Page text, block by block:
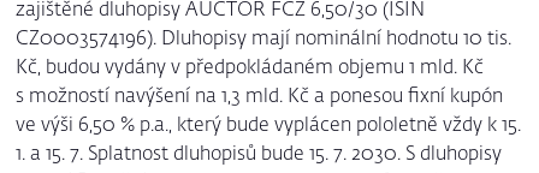
zajištěné dluhopisy AUCTOR FCZ 6,50/30 (ISIN
CZ0003574196). Dluhopisy mají nominální hodnotu 10 tis.
Kč, budou vydány v předpokládaném objemu 1 mld. Kč
s možností navýšení na 1,3 mld. Kč a ponesou fixní kupón
ve výši 6,50 % p.a., který bude vyplácen pololetně vždy k 15.
1. a 15. 7. Splatnost dluhopisů bude 15. 7. 2030. S dluhopisy